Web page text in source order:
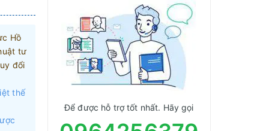
Hồ
tư
đổi
thế
Để được hỗ trợ tốt nhất. Hãy gọi